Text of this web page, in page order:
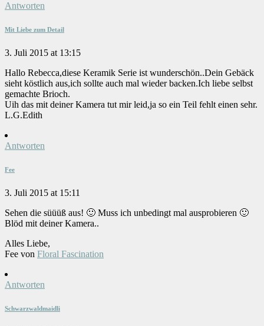
Antworten
Mit Liebe zum Detail
3. Juli 2015 at 13:15
Hallo Rebecca,diese Keramik Serie ist wunderschön..Dein Gebäck
sieht köstlich aus,ich sollte auch mal wieder backen.Ich liebe selbst
gemachte Brioch.
Uih das mit deiner Kamera tut mir leid,ja so ein Teil fehlt einen sehr.
L.G.Edith
Antworten
Fee
3. Juli 2015 at 15:11
Sehen die süüüß aus! 🙂 Muss ich unbedingt mal ausprobieren 🙂
Blöd mit deiner Kamera..
Alles Liebe,
Fee von Floral Fascination
Antworten
Schwarzwaldmaidli